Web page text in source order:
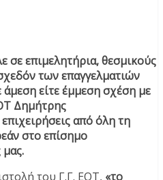
σε επιμελητήρια, θεσμικούς
των επαγγελματιών
είτε έμμεση σχέση με
Δημήτρης
από όλη τη
στο επίσημο
του Γ.Γ. ΕΟΤ, «το